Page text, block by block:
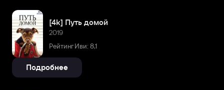
[4k] Путь домой
2019
Рейтинг Иви: 8,1
Подробнее